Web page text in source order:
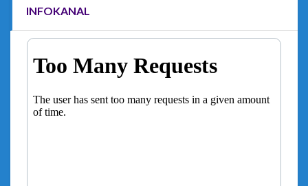
INFOKANAL